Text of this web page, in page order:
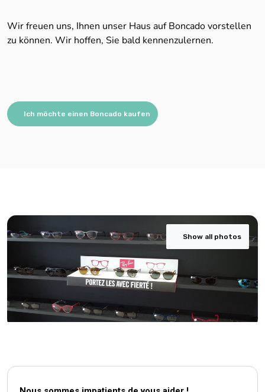
Wir freuen uns, Ihnen unser Haus auf Boncado vorstellen
zu können. Wir hoffen, Sie bald kennenzulernen.
Ich möchte einen Boncado kaufen
Show all photos